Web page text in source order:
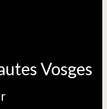
Vosges